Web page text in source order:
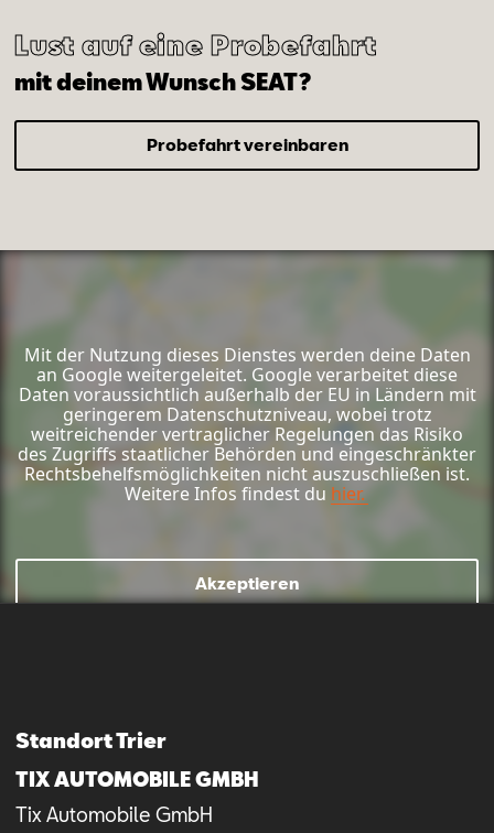
Lust auf eine Probefahrt
mit deinem Wunsch SEAT?
Probefahrt vereinbaren
Mit der Nutzung dieses Dienstes werden deine Daten
an Google weitergeleitet. Google verarbeitet diese
Daten voraussichtlich außerhalb der EU in Ländern mit
geringerem Datenschutzniveau, wobei trotz
weitreichender vertraglicher Regelungen das Risiko
des Zugriffs staatlicher Behörden und eingeschränkter
Rechtsbehelfsmöglichkeiten nicht auszuschließen ist.
Weitere Infos findest du hier.
Akzeptieren
Standort Trier
TIX AUTOMOBILE GMBH
Tix Automobile GmbH